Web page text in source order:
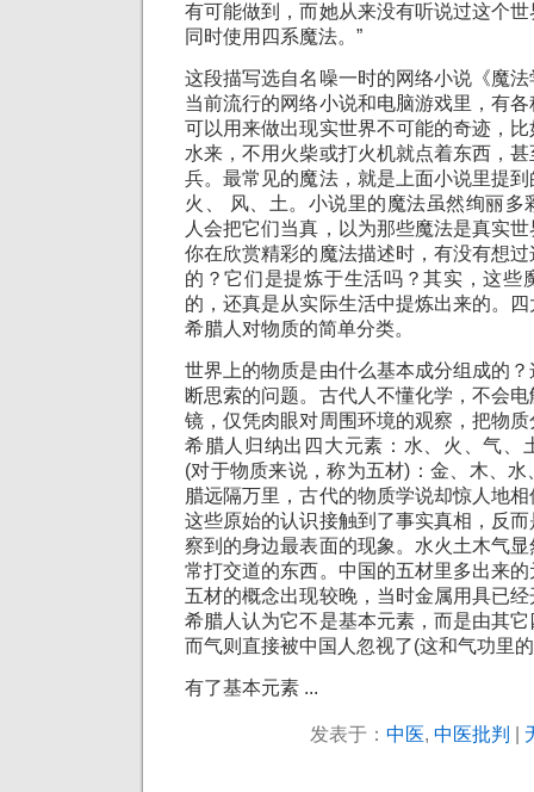
有可能做到，而她从来没有听说过这个
同时使用四系魔法。”
这段描写选自名噪一时的网络小说《魔
当前流行的网络小说和电脑游戏里，有
可以用来做出现实世界不可能的奇迹，
水来，不用火柴或打火机就点着东西，
兵。最常见的魔法，就是上面小说里提
火、 风、土。小说里的魔法虽然绚丽多
人会把它们当真，以为那些魔法是真实
你在欣赏精彩的魔法描述时，有没有想
的？它们是提炼于生活吗？其实，这些
的，还真是从实际生活中提炼出来的。
希腊人对物质的简单分类。
世界上的物质是由什么基本成分组成的
断思索的问题。古代人不懂化学，不会
镜，仅凭肉眼对周围环境的观察，把物
希腊人归纳出四大元素：水、火、气、
(对于物质来说，称为五材)：金、木、
腊远隔万里，古代的物质学说却惊人地
这些原始的认识接触到了事实真相，反
察到的身边最表面的现象。水火土木气
常打交道的东西。中国的五材里多出来
五材的概念出现较晚，当时金属用具已
希腊人认为它不是基本元素，而是由其
而气则直接被中国人忽视了(这和气功里
有了基本元素 ...
发表于： 中医, 中医批判